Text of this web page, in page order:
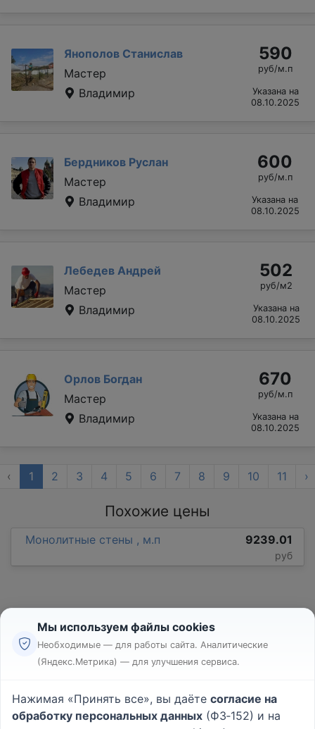
Янополов Станислав
Мастер
Владимир
590
руб/м.п
Указана на
08.10.2025
Бердников Руслан
Мастер
Владимир
600
руб/м.п
Указана на
08.10.2025
Лебедев Андрей
Мастер
Владимир
502
руб/м2
Указана на
08.10.2025
Орлов Богдан
Мастер
Владимир
670
руб/м.п
Указана на
08.10.2025
‹ 1 2 3 4 5 6 7 8 9 10 11 ›
Похожие цены
Монолитные стены , м.п 9239.01
руб
Реклама
Пользовательское соглашение
Политика конфиденциальности
Мы используем файлы cookies
Необходимые — для работы сайта. Аналитические
(Яндекс.Метрика) — для улучшения сервиса.
Нажимая «Принять все», вы даёте согласие на
обработку персональных данных (ФЗ‑152) и на